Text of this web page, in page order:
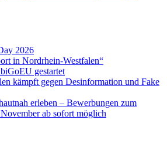
2026
in Nordrhein-Westfalen“
gestartet
kämpft gegen Desinformation und Fake
erleben – Bewerbungen zum
ab sofort möglich